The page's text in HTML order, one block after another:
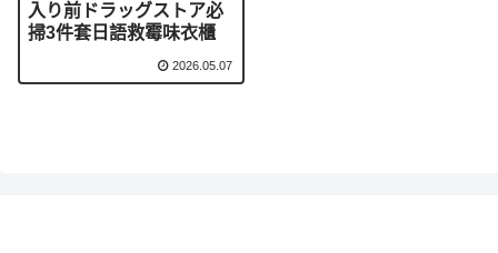
入り前ドラッグストア必
掃3件套日語救霉味衣櫃
2026.05.07